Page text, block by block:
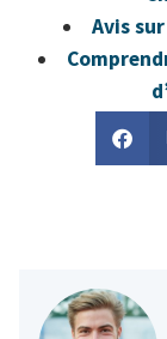
Avis